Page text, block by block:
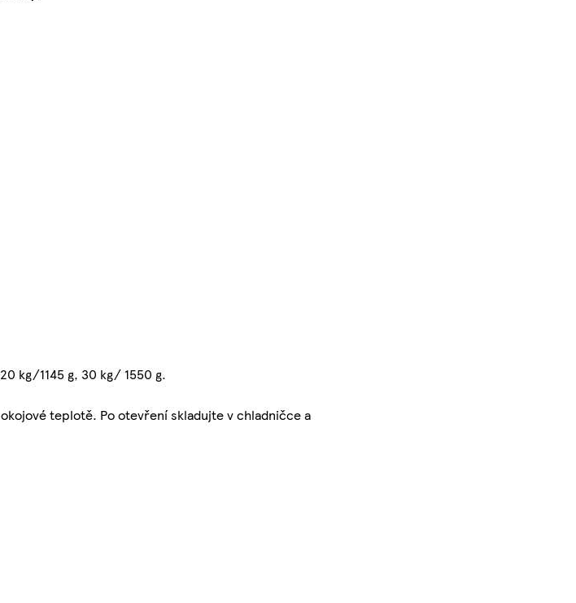
kg/1145 g, 30 kg/ 1550 g.
teplotě. Po otevření skladujte v chladničce a